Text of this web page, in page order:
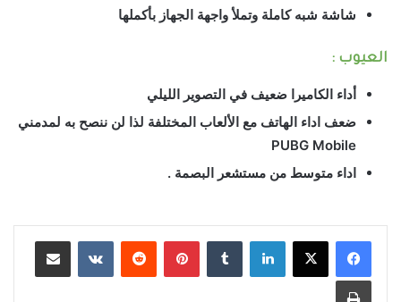
شاشة شبه كاملة وتملأ واجهة الجهاز بأكملها
العيوب :
أداء الكاميرا ضعيف في التصوير الليلي
ضعف اداء الهاتف مع الألعاب المختلفة لذا لن ننصح به لمدمني
PUBG Mobile
اداء متوسط من مستشعر البصمة .
لينكدإن بينتيريست مشاركة عبر البريد
طباعة